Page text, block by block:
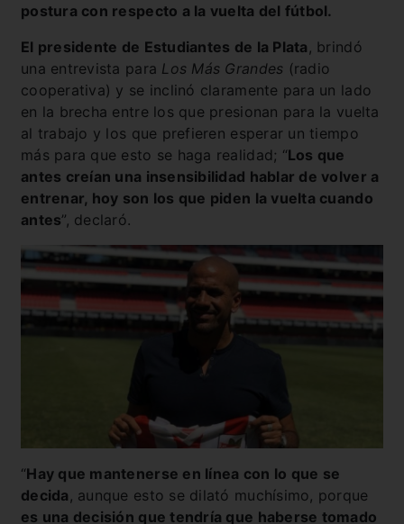
postura con respecto a la vuelta del fútbol.
El presidente de Estudiantes de la Plata , brindó
una entrevista para Los Más Grandes (radio
cooperativa) y se inclinó claramente para un lado
en la brecha entre los que presionan para la vuelta
al trabajo y los que prefieren esperar un tiempo
más para que esto se haga realidad; “Los que
antes creían una insensibilidad hablar de volver a
entrenar, hoy son los que piden la vuelta cuando
antes”, declaró.
“Hay que mantenerse en línea con lo que se
decida , aunque esto se dilató muchísimo, porque
es una decisión que tendría que haberse tomado